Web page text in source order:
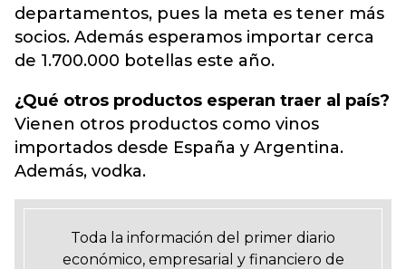
departamentos, pues la meta es tener más
socios. Además esperamos importar cerca
de 1.700.000 botellas este año.
¿Qué otros productos esperan traer al país?
Vienen otros productos como vinos
importados desde España y Argentina.
Además, vodka.
Toda la información del primer diario
económico, empresarial y financiero de